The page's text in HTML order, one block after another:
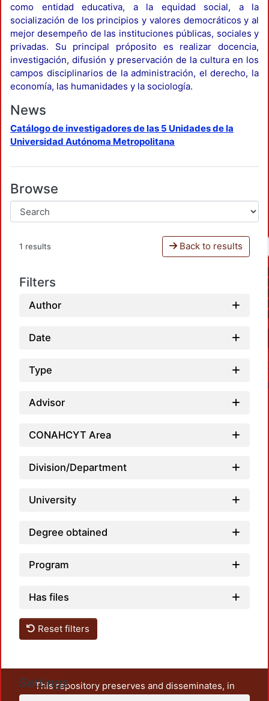
como entidad educativa, a la equidad social, a la
socialización de los principios y valores democráticos y al
mejor desempeño de las instituciones públicas, sociales y
privadas. Su principal próposito es realizar docencia,
investigación, difusión y preservación de la cultura en los
campos disciplinarios de la administración, el derecho, la
economía, las humanidades y la sociología.
News
Catálogo de investigadores de las 5 Unidades de la
Universidad Autónoma Metropolitana
Browse
1 results Back to results
Filters
Author
Date
Type
Advisor
CONAHCYT Area
Division/Department
University
Degree obtained
Program
Has files
Reset filters
Settings
This repository preserves and disseminates, in